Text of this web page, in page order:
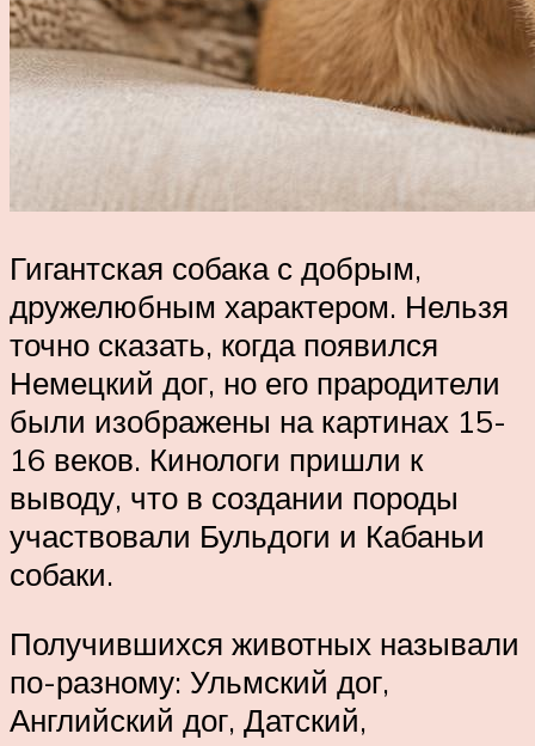
Гигантская собака с добрым,
дружелюбным характером. Нельзя
точно сказать, когда появился
Немецкий дог, но его прародители
были изображены на картинах 15-
16 веков. Кинологи пришли к
выводу, что в создании породы
участвовали Бульдоги и Кабаньи
собаки.
Получившихся животных называли
по-разному: Ульмский дог,
Английский дог, Датский,